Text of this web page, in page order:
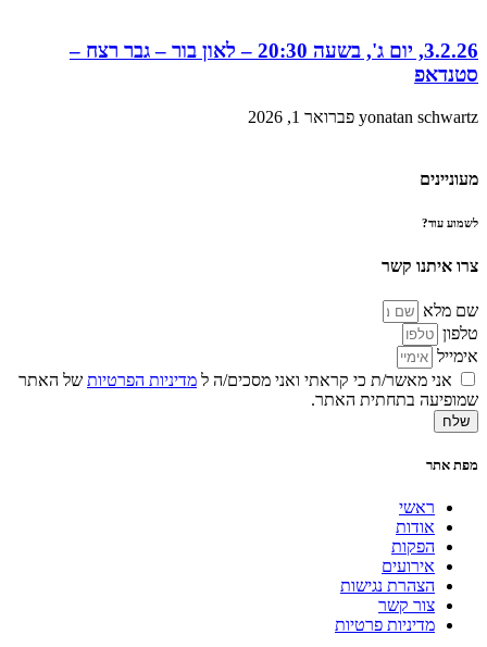
3.2.26, יום ג', בשעה 20:30 – לאון בור – גבר רצח –
סטנדאפ
yonatan schwartz פברואר 1, 2026
מעוניינים
לשמוע עוד?
צרו איתנו קשר
שם מלא
טלפון
אימייל
אני מאשר/ת כי קראתי ואני מסכים/ה ל מדיניות הפרטיות של האתר
שמופיעה בתחתית האתר.
שלח
מפת אתר
ראשי
אודות
הפקות
אירועים
הצהרת נגישות
צור קשר
מדיניות פרטיות